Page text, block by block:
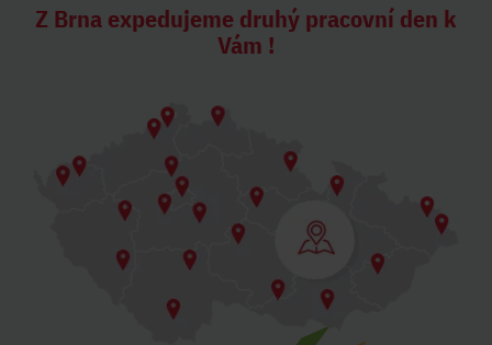
Z Brna expedujeme druhý pracovní den k
Vám !